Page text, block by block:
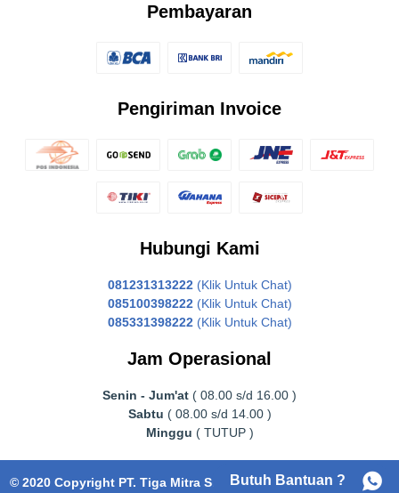
Pembayaran
Pengiriman Invoice
Hubungi Kami
081231313222 (Klik Untuk Chat)
085100398222 (Klik Untuk Chat)
085331398222 (Klik Untuk Chat)
Jam Operasional
Senin - Jum'at ( 08.00 s/d 16.00 )
Sabtu ( 08.00 s/d 14.00 )
Minggu ( TUTUP )
© 2020 Copyright PT. Tiga Mitra SurabayaButuh Bantuan ?